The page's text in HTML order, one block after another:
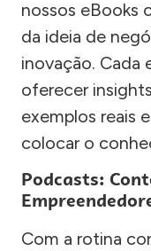
nossos eBooks
da ideia de
inovação. Cada
oferecer
exemplos reais
colocar o
Podcasts:
Com a rotina